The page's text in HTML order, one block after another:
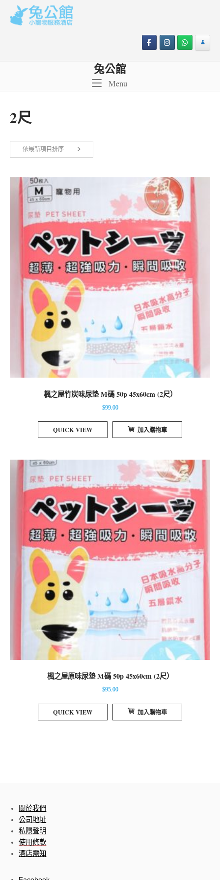
content
兔公館
MenuMenu
2尺
依最新項目排序
項
目
排
序
楓之屋竹炭味尿墊 M碼 50p 45x60cm (2尺）
$99.00
QUICK VIEW 加入購物車
楓之屋原味尿墊 M碼 50p 45x60cm (2尺）
$95.00
QUICK VIEW 加入購物車
關於我們
公司地址
私隱聲明
使用條款
酒店需知